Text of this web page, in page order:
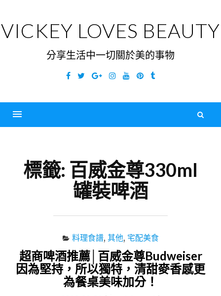
content
VICKEY LOVES BEAUTY
分享生活中一切關於美的事物
Facebook
TwitterGoogleInstagramYouTubePinterest
Tumblr
標籤: 百威金尊330ml
罐裝啤酒
料理食譜, 其他, 宅配美食
超商啤酒推薦│百威金尊Budweiser
因為堅持，所以獨特，清甜麥香感更
為餐桌美味加分！